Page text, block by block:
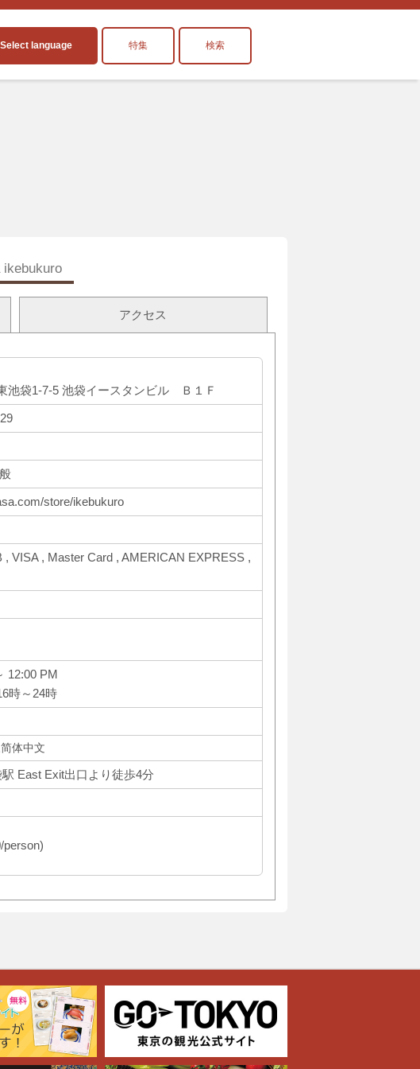
Select language 特集 検索
ikebukuro
アクセス
池袋1-7-5 池袋イースタンビル Ｂ１Ｆ
store/ikebukuro
, Master Card , AMERICAN EXPRESS ,
12:00 PM
時～24時
体中文
East Exit出口より徒歩4分
person)